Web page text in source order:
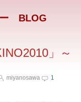
ー BLOG
」～
miyanosawa
1